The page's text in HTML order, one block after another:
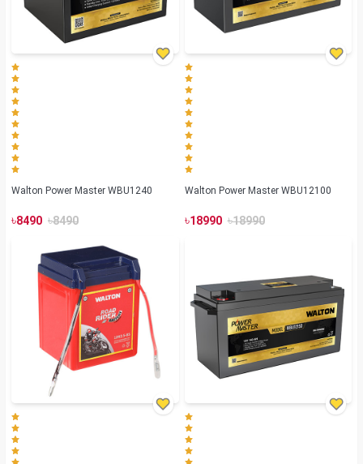
Walton Power Master WBU1240
৳8490 ৳8490
Walton Power Master WBU12100
৳18990 ৳18990